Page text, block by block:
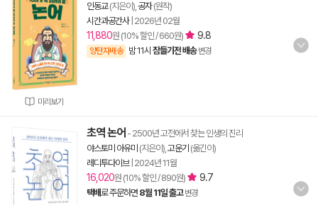
미리보기
인동교(지은이), 공자(원작)
시간과공간사| 2026년 02월
11,880원 (10% 할인 / 660원) 9.8
양탄자배송 밤 11시 잠들기전 배송 변경
초역 논어 - 2500년 고전에서 찾는 인생의 진리
야스토미 아유미 (지은이), 고운기 (옮긴이)
레디투다이브| 2024년 11월
16,020원 (10% 할인 / 890원) 9.7
택배로 주문하면 8월 11일 출고 변경